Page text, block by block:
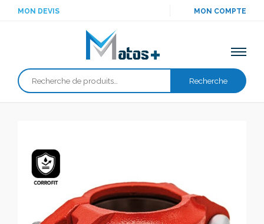
MON DEVIS MON COMPTE
Recherche
Recherche